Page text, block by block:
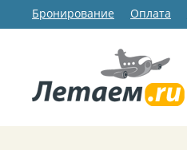
Бронирование Оплата